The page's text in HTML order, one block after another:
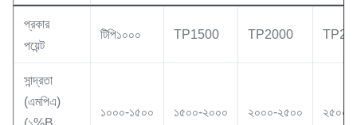
প্রকার
পয়েন্ট
টিপি১০০০ TP1500 TP2000
সান্দ্রতা
(এমপিএ)
১০০০-১৫০০ ১৫০০-২০০০ ২০০০-২৫০০ ২৫০০-